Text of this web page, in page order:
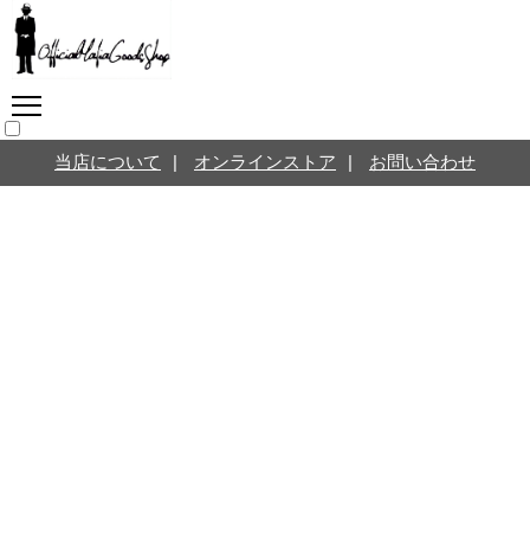
SNS
Twitterはこちら @jpmeyerlanskytm
当店について オンラインストア お問い合わせ
マフィアグッズ専門店につ
オンラインストア
お問い合わせ